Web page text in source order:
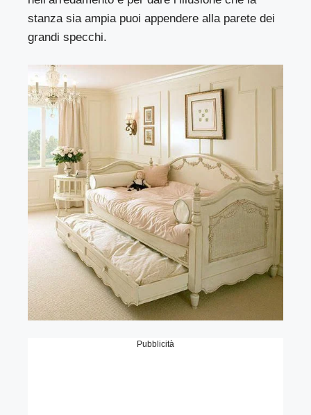
stanza sia ampia puoi appendere alla parete dei
grandi specchi.
Pubblicità